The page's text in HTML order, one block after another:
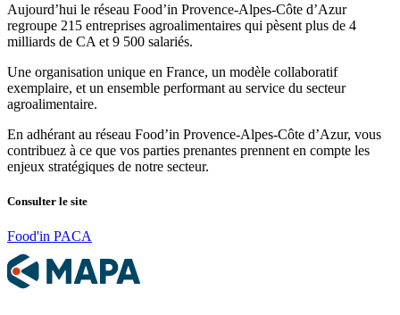
Aujourd’hui le réseau Food’in Provence-Alpes-Côte d’Azur
regroupe 215 entreprises agroalimentaires qui pèsent plus de 4
milliards de CA et 9 500 salariés.
Une organisation unique en France, un modèle collaboratif
exemplaire, et un ensemble performant au service du secteur
agroalimentaire.
En adhérant au réseau Food’in Provence-Alpes-Côte d’Azur, vous
contribuez à ce que vos parties prenantes prennent en compte les
enjeux stratégiques de notre secteur.
Consulter le site
Food'in PACA